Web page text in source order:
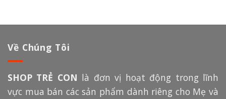
Về Chúng Tôi
SHOP TRẺ CON là đơn vị hoạt động trong lĩnh
vực mua bán các sản phẩm dành riêng cho Mẹ và